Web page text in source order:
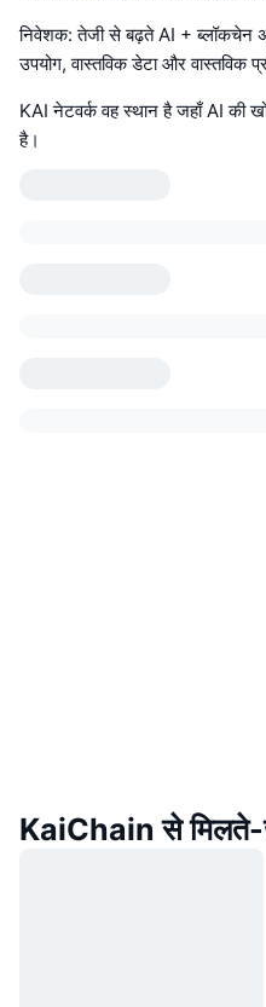
निवेशक: तेजी से बढ़ते AI + ब्लॉकचेन
उपयोग, वास्तविक डेटा और वास्तविक
KAI नेटवर्क वह स्थान है जहाँ AI की
है।
KaiChain से